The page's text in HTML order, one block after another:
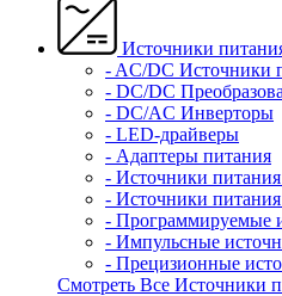
Источники
- AC/DC Источники
- DC/DC
- DC/AC Инверторы
- LED-драйверы
- Адаптеры питания
- Источники питания
- Источники
- Программируемые
- Импульсные
- Прецизионные
Смотреть Все Источники